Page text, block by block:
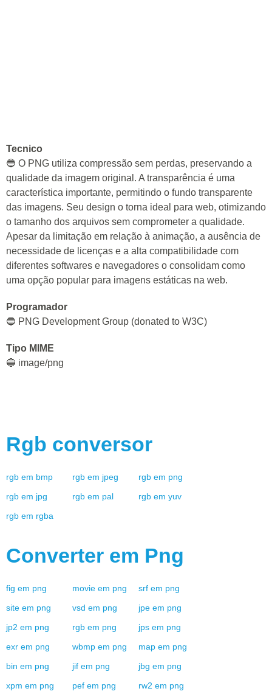
Tecnico
🔵 O PNG utiliza compressão sem perdas, preservando a
qualidade da imagem original. A transparência é uma
característica importante, permitindo o fundo transparente
das imagens. Seu design o torna ideal para web, otimizando
o tamanho dos arquivos sem comprometer a qualidade.
Apesar da limitação em relação à animação, a ausência de
necessidade de licenças e a alta compatibilidade com
diferentes softwares e navegadores o consolidam como
uma opção popular para imagens estáticas na web.
Programador
🔵 PNG Development Group (donated to W3C)
Tipo MIME
🔵 image/png
Rgb conversor
rgb em bmp rgb em jpeg rgb em png
rgb em jpg rgb em pal rgb em yuv
rgb em rgba
Converter em Png
fig em png movie em png srf em png
site em png vsd em png jpe em png
jp2 em png rgb em png jps em png
exr em png wbmp em png map em png
bin em png jif em png jbg em png
xpm em png pef em png rw2 em png